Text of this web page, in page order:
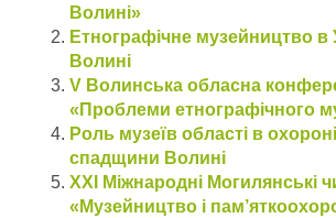
Волині»
Етнографічне музейництво в
Волині
V Волинська обласна
«Проблеми етнографічного
Роль музеїв області в
спадщини Волині
ХХI Міжнародні Могилянські
«Музейництво і